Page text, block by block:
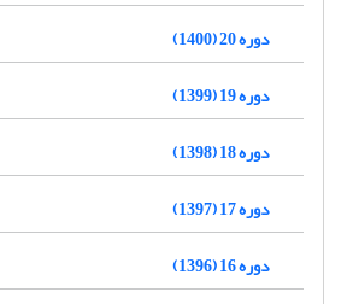
دوره 20 (1400)
دوره 19 (1399)
دوره 18 (1398)
دوره 17 (1397)
دوره 16 (1396)